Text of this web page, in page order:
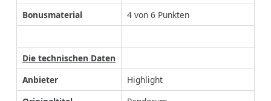
Bonusmaterial
4 von 6 Punkten
Die technischen Daten
Anbieter
Highlight